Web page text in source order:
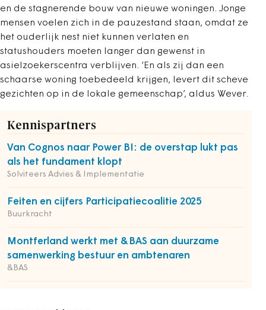
en de stagnerende bouw van nieuwe woningen. Jonge
mensen voelen zich in de pauzestand staan, omdat ze
het ouderlijk nest niet kunnen verlaten en
statushouders moeten langer dan gewenst in
asielzoekerscentra verblijven. ‘En als zij dan een
schaarse woning toebedeeld krijgen, levert dit scheve
gezichten op in de lokale gemeenschap’, aldus Wever.
Kennispartners
Van Cognos naar Power BI: de overstap lukt pas
als het fundament klopt
Solviteers Advies & Implementatie
Feiten en cijfers Participatiecoalitie 2025
Buurkracht
Montferland werkt met &BAS aan duurzame
samenwerking bestuur en ambtenaren
&BAS